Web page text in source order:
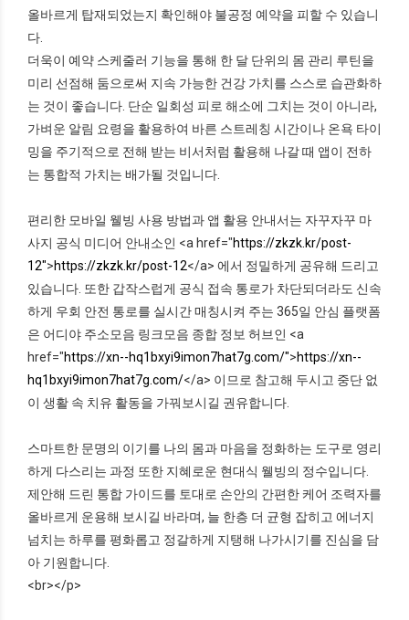
올바르게 탑재되었는지 확인해야 불공정 예약을 피할 수 있습니
다.
더욱이 예약 스케줄러 기능을 통해 한 달 단위의 몸 관리 루틴을
미리 선점해 둠으로써 지속 가능한 건강 가치를 스스로 습관화하
는 것이 좋습니다. 단순 일회성 피로 해소에 그치는 것이 아니라,
가벼운 알림 요령을 활용하여 바른 스트레칭 시간이나 온욕 타이
밍을 주기적으로 전해 받는 비서처럼 활용해 나갈 때 앱이 전하
는 통합적 가치는 배가될 것입니다.
편리한 모바일 웰빙 사용 방법과 앱 활용 안내서는 자꾸자꾸 마
사지 공식 미디어 안내소인 <a href="https://zkzk.kr/post-
12">https://zkzk.kr/post-12</a> 에서 정밀하게 공유해 드리고
있습니다. 또한 갑작스럽게 공식 접속 통로가 차단되더라도 신속
하게 우회 안전 통로를 실시간 매칭시켜 주는 365일 안심 플랫폼
은 어디야 주소모음 링크모음 종합 정보 허브인 <a
href="https://xn--hq1bxyi9imon7hat7g.com/">https://xn--
hq1bxyi9imon7hat7g.com/</a> 이므로 참고해 두시고 중단 없
이 생활 속 치유 활동을 가꿔보시길 권유합니다.
스마트한 문명의 이기를 나의 몸과 마음을 정화하는 도구로 영리
하게 다스리는 과정 또한 지혜로운 현대식 웰빙의 정수입니다.
제안해 드린 통합 가이드를 토대로 손안의 간편한 케어 조력자를
올바르게 운용해 보시길 바라며, 늘 한층 더 균형 잡히고 에너지
넘치는 하루를 평화롭고 정갈하게 지탱해 나가시기를 진심을 담
아 기원합니다.
<br></p>